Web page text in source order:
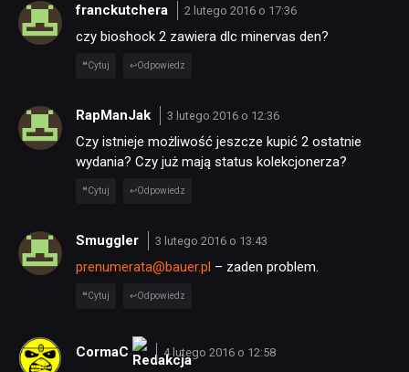
franckutchera 2 lutego 2016 o 17:36
czy bioshock 2 zawiera dlc minervas den?
Cytuj Odpowiedz
RapManJak 3 lutego 2016 o 12:36
Czy istnieje możliwość jeszcze kupić 2 ostatnie
wydania? Czy już mają status kolekcjonerza?
Cytuj Odpowiedz
Smuggler 3 lutego 2016 o 13:43
prenumerata@bauer.pl – zaden problem.
Cytuj Odpowiedz
CormaC 4 lutego 2016 o 12:58